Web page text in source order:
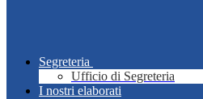
Segreteria
Ufficio di Segreteria
I nostri elaborati